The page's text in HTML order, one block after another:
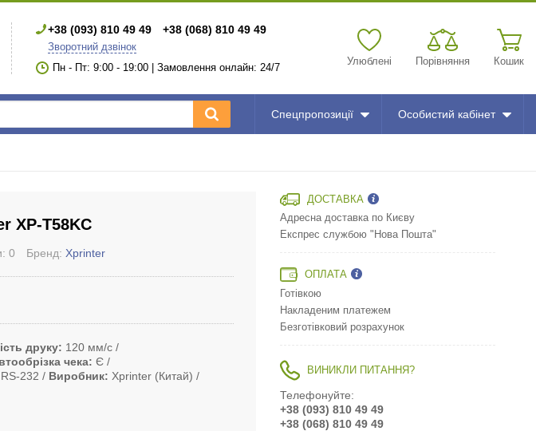
+38 (093) 810 49 49 +38 (068) 810 49 49
Зворотний дзвінок
Пн - Пт: 9:00 - 19:00 | Замовлення онлайн: 24/7
Улюблені Порівняння Кошик
Спецпропозиції Особистий кабінет
XP-T58KC
0 Бренд: Xprinter
друку
120 мм/с
чека Є
232 Виробник
Xprinter (Китай)
ДОСТАВКА
Адресна доставка по Києву
Експрес службою "Нова Пошта"
ОПЛАТА
Готівкою
Накладеним платежем
Безготівковий розрахунок
ВИНИКЛИ ПИТАННЯ?
Телефонуйте:
+38 (093) 810 49 49
+38 (068) 810 49 49